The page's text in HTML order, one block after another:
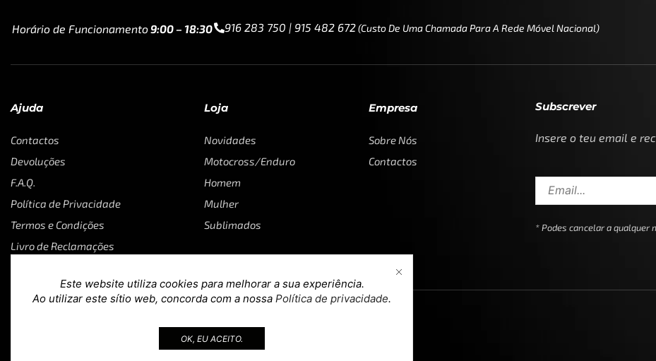
Horário de Funcionamento 9:00 – 18:30 916 283 750 | 915 482 672(custo De Uma Chamada Para A Rede Móvel Nacional)
Ajuda
Contactos
Devoluções
F.A.Q.
Política de Privacidade
Termos e Condições
Livro de Reclamações
Loja
Novidades
Motocross/Enduro
Homem
Mulher
Sublimados
Empresa
Sobre Nós
Contactos
Subscrever
Insere o teu email e
* Podes cancelar a qualquer
Este website utiliza cookies para melhorar a sua experiência.
Ao utilizar este sítio web, concorda com a nossa Política de privacidade.
OK, EU ACEITO.